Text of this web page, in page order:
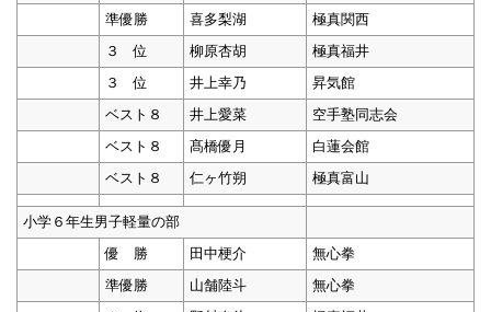
準優勝 喜多梨湖
極真関西
３ 位
柳原杏胡
極真福井
３ 位
井上幸乃
昇気館
ベスト８
井上愛菜
空手塾同志会
ベスト８
髙橋優月
白蓮会館
ベスト８
仁ヶ竹朔 極真富山
小学６年生男子軽量の部
優 勝
田中梗介
無心拳
準優勝
山舗陸斗
無心拳